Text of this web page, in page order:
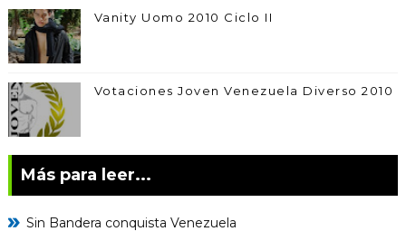
Vanity Uomo 2010 Ciclo II
Votaciones Joven Venezuela Diverso 2010
Más para leer...
Sin Bandera conquista Venezuela